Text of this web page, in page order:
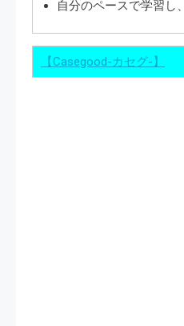
自分のペースで学習し
【Casegood-カセグ-】